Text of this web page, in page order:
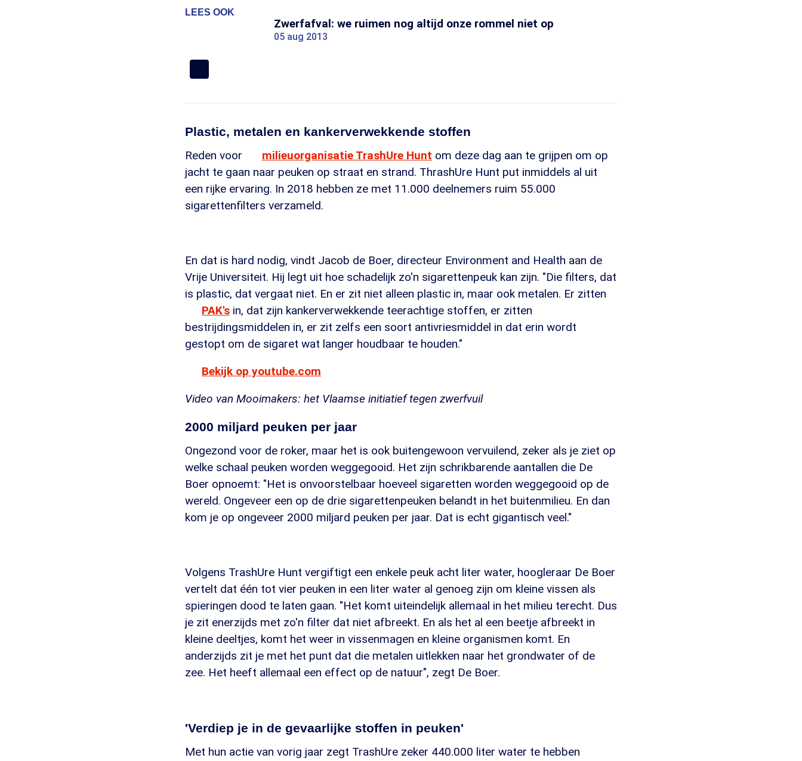
LEES OOK
Zwerfafval: we ruimen nog altijd onze rommel niet op
05 aug 2013
Plastic, metalen en kankerverwekkende stoffen
Reden voor
milieuorganisatie TrashUre Hunt om deze dag aan te grijpen om op
jacht te gaan naar peuken op straat en strand. ThrashUre Hunt put inmiddels al uit
een rijke ervaring. In 2018 hebben ze met 11.000 deelnemers ruim 55.000
sigarettenfilters verzameld.
En dat is hard nodig, vindt Jacob de Boer, directeur Environment and Health aan de
Vrije Universiteit. Hij legt uit hoe schadelijk zo'n sigarettenpeuk kan zijn. "Die filters, dat
is plastic, dat vergaat niet. En er zit niet alleen plastic in, maar ook metalen. Er zitten
PAK's in, dat zijn kankerverwekkende teerachtige stoffen, er zitten
bestrijdingsmiddelen in, er zit zelfs een soort antivriesmiddel in dat erin wordt
gestopt om de sigaret wat langer houdbaar te houden."
Bekijk op youtube.com
Video van Mooimakers: het Vlaamse initiatief tegen zwerfvuil
2000 miljard peuken per jaar
Ongezond voor de roker, maar het is ook buitengewoon vervuilend, zeker als je ziet op
welke schaal peuken worden weggegooid. Het zijn schrikbarende aantallen die De
Boer opnoemt: "Het is onvoorstelbaar hoeveel sigaretten worden weggegooid op de
wereld. Ongeveer een op de drie sigarettenpeuken belandt in het buitenmilieu. En dan
kom je op ongeveer 2000 miljard peuken per jaar. Dat is echt gigantisch veel."
Volgens TrashUre Hunt vergiftigt een enkele peuk acht liter water, hoogleraar De Boer
vertelt dat één tot vier peuken in een liter water al genoeg zijn om kleine vissen als
spieringen dood te laten gaan. "Het komt uiteindelijk allemaal in het milieu terecht. Dus
je zit enerzijds met zo'n filter dat niet afbreekt. En als het al een beetje afbreekt in
kleine deeltjes, komt het weer in vissenmagen en kleine organismen komt. En
anderzijds zit je met het punt dat die metalen uitlekken naar het grondwater of de
zee. Het heeft allemaal een effect op de natuur", zegt De Boer.
'Verdiep je in de gevaarlijke stoffen in peuken'
Met hun actie van vorig jaar zegt TrashUre zeker 440.000 liter water te hebben